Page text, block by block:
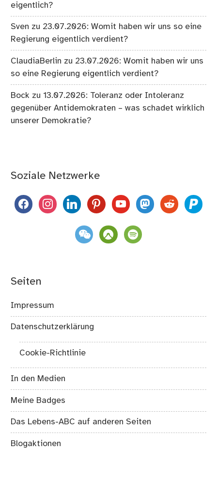
eigentlich?
Sven zu 23.07.2026: Womit haben wir uns so eine
Regierung eigentlich verdient?
ClaudiaBerlin zu 23.07.2026: Womit haben wir uns
so eine Regierung eigentlich verdient?
Bock zu13.07.2026: Toleranz oder Intoleranz
gegenüber Antidemokraten – was schadet wirklich
unserer Demokratie?
Soziale Netzwerke
facebookinstagramlinkedinpinterestyoutubemastodon
reddit paypal
weixin komootspotify
Seiten
Impressum
Datenschutzerklärung
Cookie-Richtlinie
In den Medien
Meine Badges
Das Lebens-ABC auf anderen Seiten
Blogaktionen